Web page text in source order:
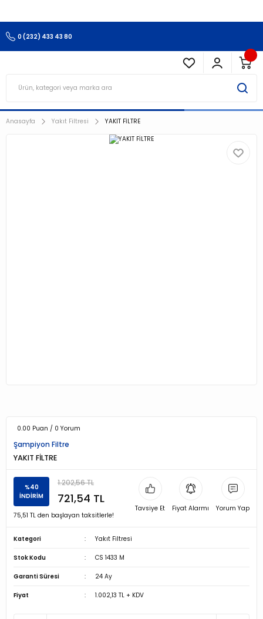
0 (232) 433 43 80
Anasayfa Yakıt Filtresi YAKIT FİLTRE
0.00 Puan / 0 Yorum
Şampiyon Filtre
YAKIT FİLTRE
%40
İNDİRİM
1.202,56 TL
721,54 TL
75,51 TL den başlayan taksitlerle!
Tavsiye Et Fiyat Alarmı Yorum Yap
Kategori Yakıt Filtresi
Stok Kodu CS 1433 M
Garanti Süresi 24 Ay
Fiyat 1.002,13 TL + KDV